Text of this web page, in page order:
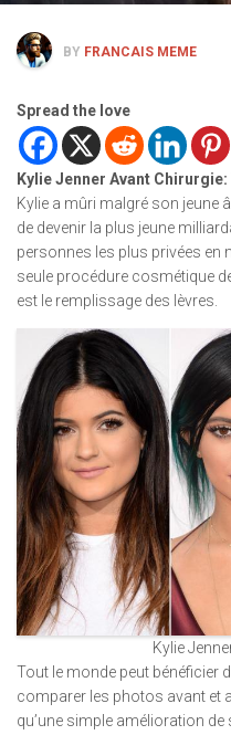
BY FRANCAIS MEME
Spread the love
Kylie Jenner Avant Chirurgie:
Kylie a mûri malgré son jeune
de devenir la plus jeune
personnes les plus privées en
seule procédure cosmétique
est le remplissage des lèvres.
Kylie
Tout le monde peut bénéficier
comparer les photos avant et
qu’une simple amélioration